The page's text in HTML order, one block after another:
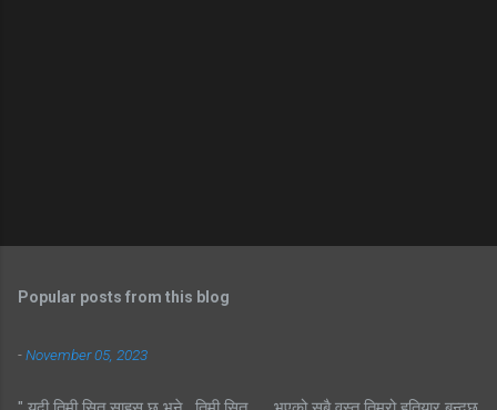
Popular posts from this blog
-November 05, 2023